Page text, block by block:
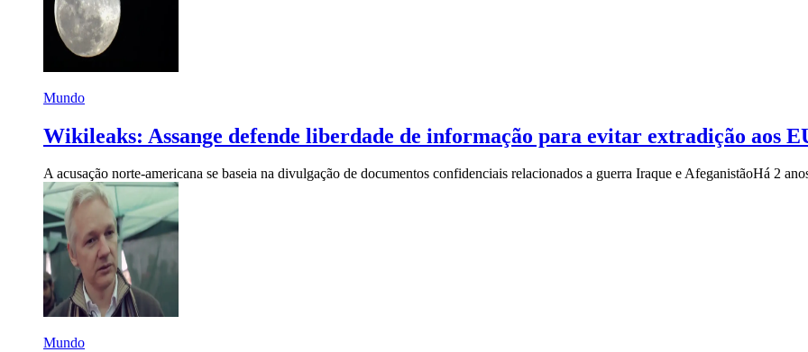
Mundo
Wikileaks: Assange defende liberdade de informação para evitar extradição aos
A acusação norte-americana se baseia na divulgação de documentos confidenciais relacionados a guerra Iraque e AfeganistãoHá 2
Mundo